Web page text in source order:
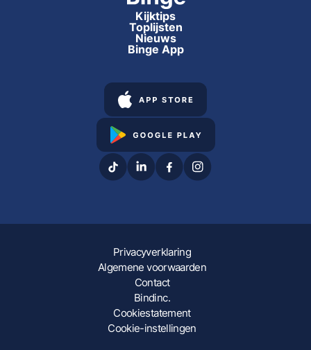
Kijktips
Toplijsten
Nieuws
Binge App
Privacyverklaring
Algemene voorwaarden
Contact
Bindinc.
Cookiestatement
Cookie-instellingen